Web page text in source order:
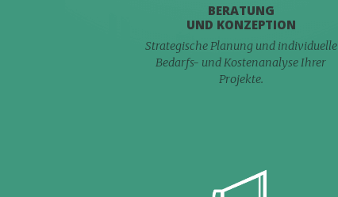
BERATUNG
UND KONZEPTION
Strategische Planung und individuelle
Bedarfs- und Kostenanalyse Ihrer
Projekte.